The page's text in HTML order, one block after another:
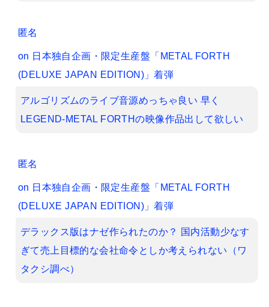
匿名
on 日本独自企画・限定生産盤「METAL FORTH
(DELUXE JAPAN EDITION)」着弾
アルゴリズムのライブ音源めっちゃ良い 早く
LEGEND-METAL FORTHの映像作品出して欲しい
匿名
on 日本独自企画・限定生産盤「METAL FORTH
(DELUXE JAPAN EDITION)」着弾
デラックス版はナゼ作られたのか？ 国内活動少なす
ぎて売上目標的な会社命令としか考えられない（ワ
タクシ調べ）